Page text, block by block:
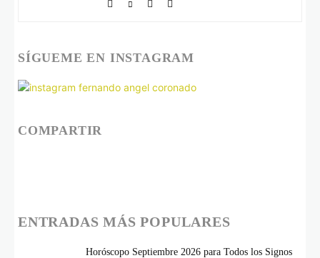
SÍGUEME EN INSTAGRAM
COMPARTIR
ENTRADAS MÁS POPULARES
Horóscopo Septiembre 2026 para Todos los Signos